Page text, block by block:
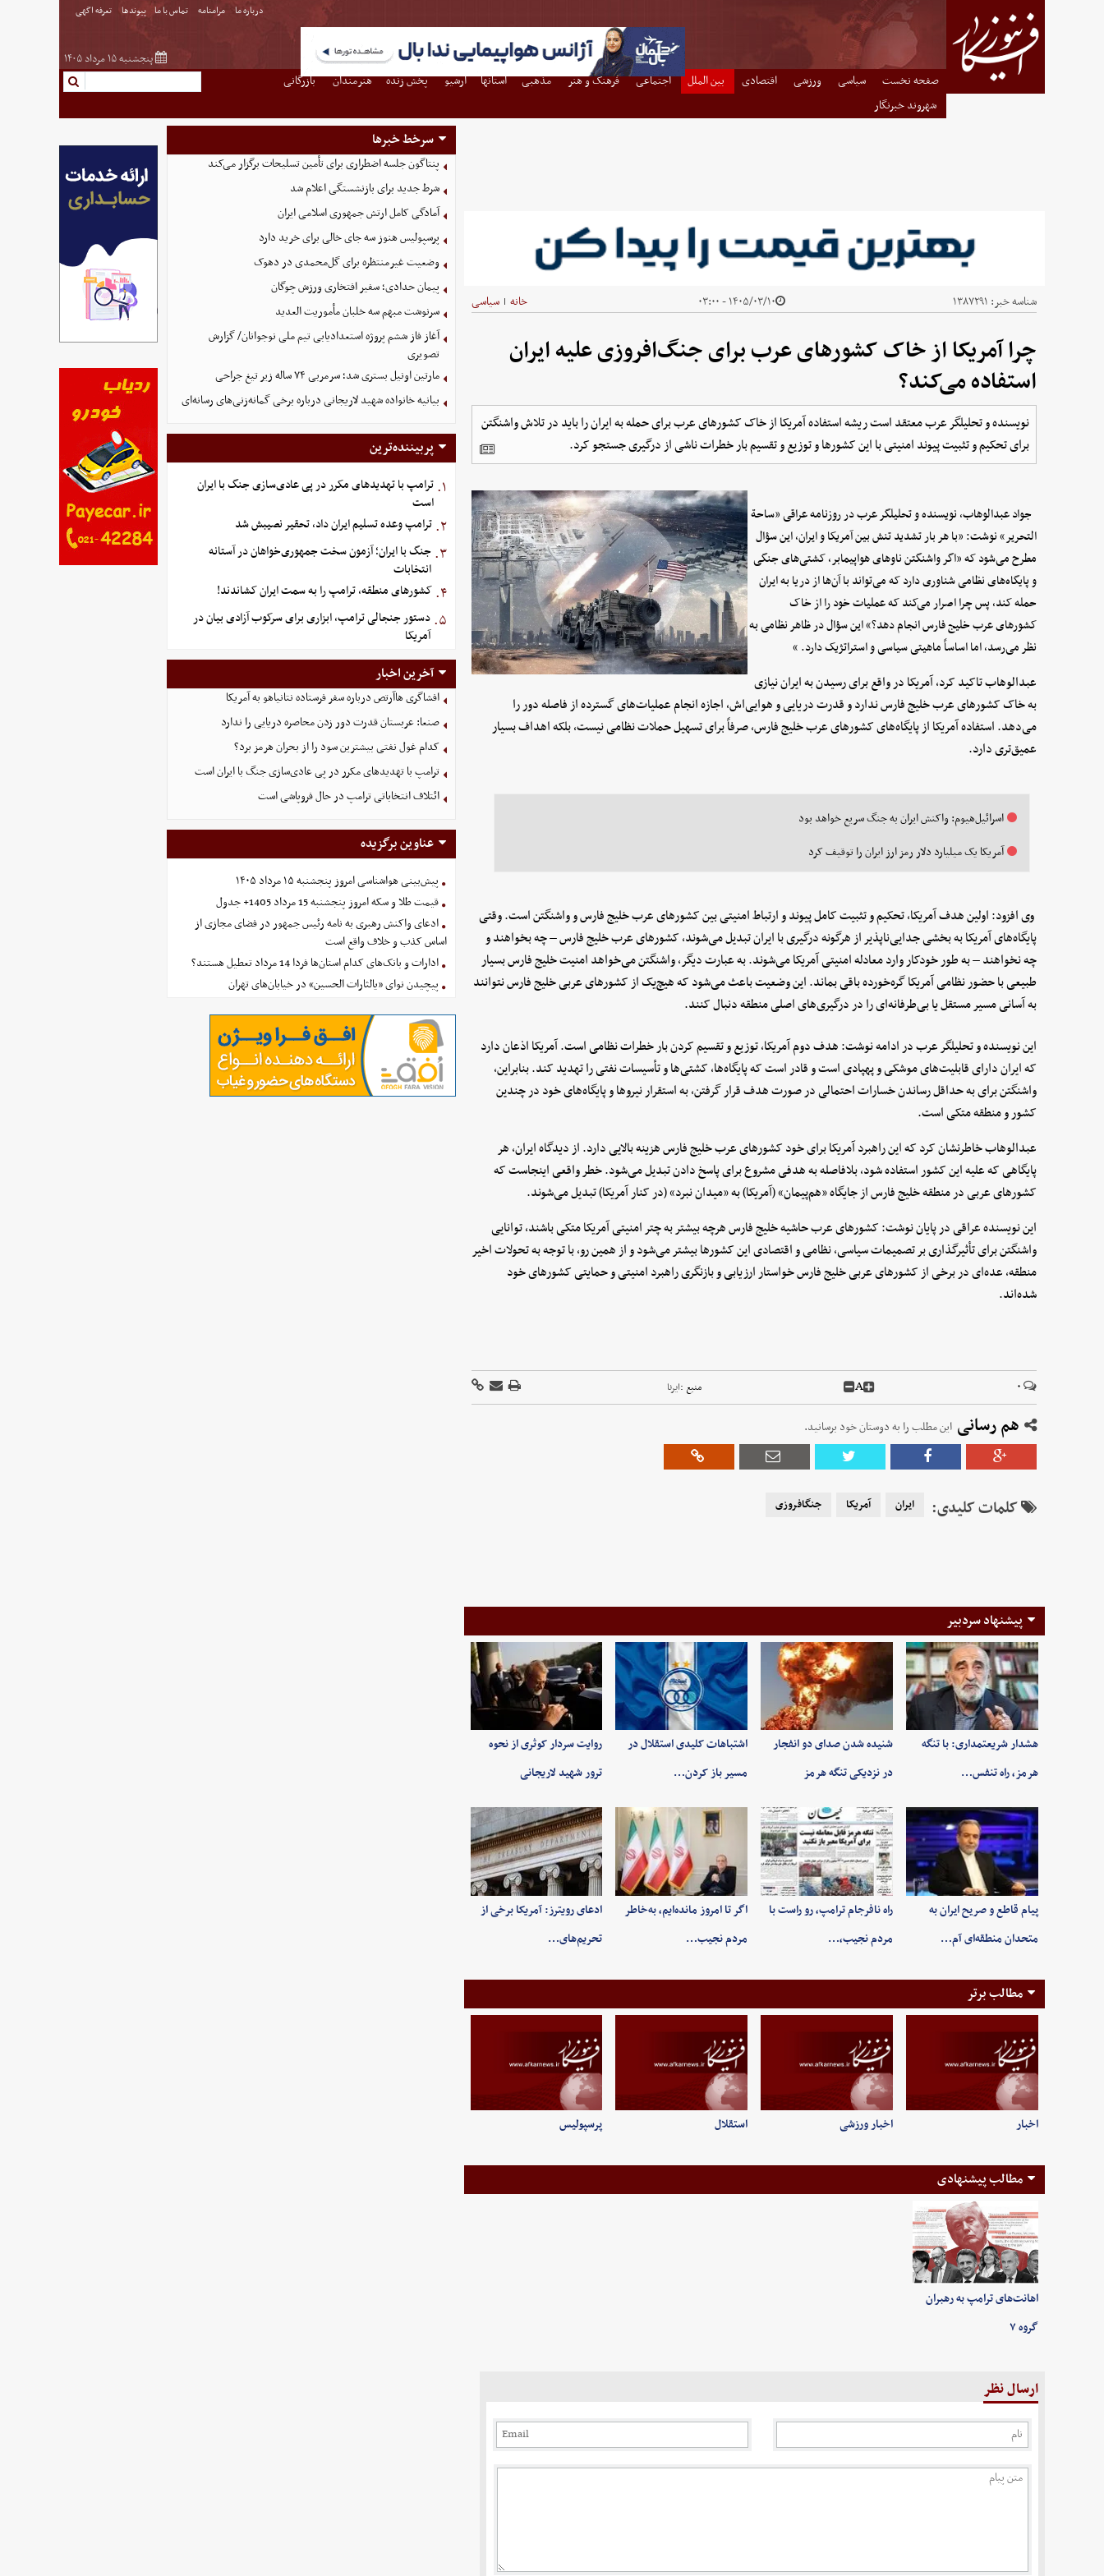
درباره ما مرامنامه تماس با ما پیوندها تعرفه اگهی
پنجشنبه ۱۵ مرداد ۱۴۰۵
صفحه نخست سیاسی ورزشی اقتصادی بین الملل اجتماعی فرهنگ و هنر مذهبی استانها آرشیو پخش زنده هنرمندان
بازرگانی
شهروند خبرنگار
شناسه خبر: ۱۳۸۷۲۹۱ ۱۴۰۵/۰۳/۱۰ - ۰۳:۰۰ خانه | سیاسی
چرا آمریکا از خاک کشورهای عرب برای جنگ‌افروزی علیه ایران
استفاده می‌کند؟
نویسنده و تحلیلگر عرب معتقد است ریشه استفاده آمریکا از خاک کشورهای عرب برای حمله به ایران را باید در تلاش واشنگتن
برای تحکیم و تثبیت پیوند امنیتی با این کشورها و توزیع و تقسیم بار خطرات ناشی از درگیری جستجو کرد.
جواد عبدالوهاب، نویسنده و تحلیلگر عرب در روزنامه عراقی «ساحة
التحریر» نوشت: «با هر بار تشدید تنش بین آمریکا و ایران، این سؤال
مطرح می‌شود که «اگر واشنگتن ناوهای هواپیمابر، کشتی‌های جنگی
و پایگاه‌های نظامی شناوری دارد که می‌تواند با آن‌ها از دریا به ایران
حمله کند، پس چرا اصرار می‌کند که عملیات خود را از خاک
کشورهای عرب خلیج فارس انجام دهد؟» این سؤال در ظاهر نظامی به
نظر می‌رسد، اما اساساً ماهیتی سیاسی و استراتژیک دارد. »
عبدالوهاب تاکید کرد، آمریکا در واقع برای رسیدن به ایران نیازی
به خاک کشورهای عرب خلیج فارس ندارد و قدرت دریایی و هوایی‌اش، اجازه انجام عملیات‌های گسترده از فاصله دور را
می‌دهد. استفاده آمریکا از پایگاه‌های کشورهای عرب خلیج فارس، صرفاً برای تسهیل حملات نظامی نیست، بلکه اهداف بسیار
عمیق‌تری دارد.
اسرائیل‌هیوم: واکنش ایران به جنگ سریع خواهد بود
آمریکا یک میلیارد دلار رمز ارز ایران را توقیف کرد
وی افزود: اولین هدف آمریکا، تحکیم و تثبیت کامل پیوند و ارتباط امنیتی بین کشورهای عرب خلیج فارس و واشنگتن است. وقتی
پایگاه‌های آمریکا به بخشی جدایی‌ناپذیر از هرگونه درگیری با ایران تبدیل می‌شوند، کشورهای عرب خلیج فارس – چه بخواهند و
چه نخواهند – به طور خودکار وارد معادله امنیتی آمریکا می‌شوند. به عبارت دیگر، واشنگتن می‌خواهد امنیت خلیج فارس بسیار
طبیعی با حضور نظامی آمریکا گره‌خورده باقی بماند. این وضعیت باعث می‌شود که هیچ‌یک از کشورهای عربی خلیج فارس نتوانند
به آسانی مسیر مستقل یا بی‌طرفانه‌ای را در درگیری‌های اصلی منطقه دنبال کنند.
این نویسنده و تحلیلگر عرب در ادامه نوشت: هدف دوم آمریکا، توزیع و تقسیم کردن بار خطرات نظامی است. آمریکا اذعان دارد
که ایران دارای قابلیت‌های موشکی و پهپادی است و قادر است که پایگاه‌ها، کشتی‌ها و تأسیسات نفتی را تهدید کند. بنابراین،
واشنگتن برای به حداقل رساندن خسارات احتمالی در صورت هدف قرار گرفتن، به استقرار نیروها و پایگاه‌های خود در چندین
کشور و منطقه متکی است.
عبدالوهاب خاطرنشان کرد که این راهبرد آمریکا برای خود کشورهای عرب خلیج فارس هزینه بالایی دارد. از دیدگاه ایران، هر
پایگاهی که علیه این کشور استفاده شود، بلافاصله به هدفی مشروع برای پاسخ دادن تبدیل می‌شود. خطر واقعی اینجاست که
کشورهای عربی در منطقه خلیج فارس از جایگاه «هم‌پیمان» (آمریکا) به «میدان نبرد» (در کنار آمریکا) تبدیل می‌شوند.
این نویسنده عراقی در پایان نوشت: کشورهای عرب حاشیه خلیج فارس هرچه بیشتر به چتر امنیتی آمریکا متکی باشند، توانایی
واشنگتن برای تأثیرگذاری بر تصمیمات سیاسی، نظامی و اقتصادی این کشورها بیشتر می‌شود و از همین رو، با توجه به تحولات اخیر
منطقه، عده‌ای در برخی از کشورهای عربی خلیج فارس خواستار ارزیابی و بازنگری راهبرد امنیتی و حمایتی کشورهای خود
شده‌اند.
۰ A منبع :ایرنا
هم رسانی این مطلب را به دوستان خود برسانید.
کلمات کلیدی: ایران آمریکا جنگ‎افروزی
پیشنهاد سردبیر
هشدار شریعتمداری: با تنگه
هرمز، راه تنفس…
شنیده شدن صدای دو انفجار
در نزدیکی تنگه هرمز
اشتباهات کلیدی استقلال در
مسیر باز کردن…
روایت سردار کوثری از نحوه
ترور شهید لاریجانی
پیام قاطع و صریح ایران به
متحدان منطقه‌ای آم…
راه نافرجام ترامپ، رو راست با
مردم نجیب،…
اگر تا امروز مانده‌ایم، به‌خاطر
مردم نجیب…
ادعای رویترز: آمریکا برخی از
تحریم‌های…
مطالب برتر
اخبار اخبار ورزشی استقلال پرسپولیس
مطالب پیشنهادی
اهانت‌های ترامپ به رهبران
گروه ۷
ارسال نظر
سرخط خبرها
پنتاگون جلسه اضطراری برای تأمین تسلیحات برگزار می‌کند
شرط جدید برای بازنشستگی اعلام شد
آمادگی کامل ارتش جمهوری اسلامی ایران
پرسپولیس هنوز سه جای خالی برای خرید دارد
وضعیت غیرمنتظره برای گل‌محمدی در دهوک
پیمان حدادی؛ سفیر افتخاری ورزش چوگان
سرنوشت مبهم سه خلبان مأموریت العدید
آغاز فاز ششم پروژه استعدادیابی تیم ملی نوجوانان/ گزارش
تصویری
مارتین اونیل بستری شد؛ سرمربی ۷۴ ساله زیر تیغ جراحی
بیانیه خانواده شهید لاریجانی درباره برخی گمانه‌زنی‌های رسانه‌ای
پربیننده‌ترین
۱. ترامپ با تهدیدهای مکرر در پی عادی‌سازی جنگ با ایران
است
۲. ترامپ وعده تسلیم ایران داد، تحقیر نصیبش شد
۳. جنگ با ایران؛ آزمون سخت جمهوری‌خواهان در آستانه
انتخابات
۴. کشورهای منطقه، ترامپ را به سمت ایران کشاندند!
۵. دستور جنجالی ترامپ، ابزاری برای سرکوب آزادی بیان در
آمریکا
آخرین اخبار
افشاگری هاآرتص درباره سفر فرستاده نتانیاهو به آمریکا
صنعا: عربستان قدرت دور زدن محاصره دریایی را ندارد
کدام غول نفتی بیشترین سود را از بحران هرمز برد؟
ترامپ با تهدیدهای مکرر در پی عادی‌سازی جنگ با ایران است
ائتلاف انتخاباتی ترامپ در حال فروپاشی است
عناوین برگزیده
پیش‌بینی هواشناسی امروز پنجشنبه ۱۵ مرداد ۱۴۰۵
قیمت طلا و سکه امروز پنجشنبه 15 مرداد 1405+ جدول
ادعای واکنش رهبری به نامه رئیس جمهور در فضای مجازی از
اساس کذب و خلاف واقع است
ادارات و بانک‌های کدام استان‌ها فردا 14 مرداد تعطیل هستند؟
پیچیدن نوای «یالثارات الحسین» در خیابان‌های تهران